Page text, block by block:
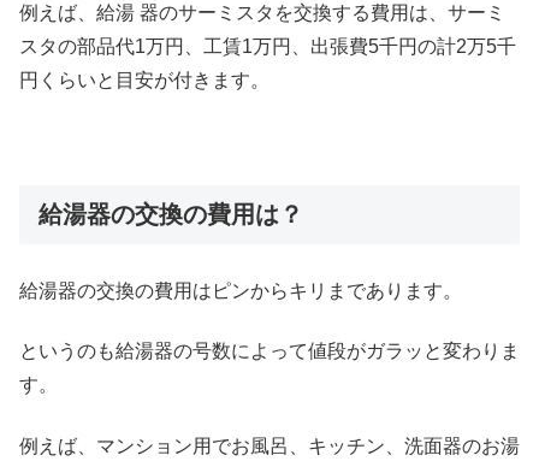
例えば、給湯 器のサーミスタを交換する費用は、サーミ
スタの部品代1万円、工賃1万円、出張費5千円の計2万5千
円くらいと目安が付きます。
給湯器の交換の費用は？
給湯器の交換の費用はピンからキリまであります。
というのも給湯器の号数によって値段がガラッと変わりま
す。
例えば、マンション用でお風呂、キッチン、洗面器のお湯